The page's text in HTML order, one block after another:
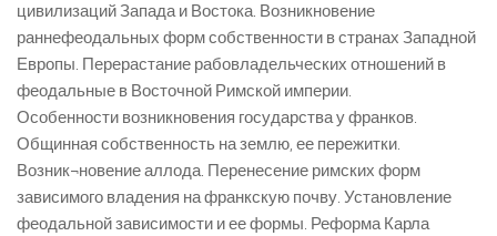
цивилизаций Запада и Востока. Возникновение
раннефеодальных форм собственности в странах Западной
Европы. Перерастание рабовладельческих отношений в
феодальные в Восточной Римской империи.
Особенности возникновения государства у франков.
Общинная собственность на землю, ее пережитки.
Возник¬новение аллода. Перенесение римских форм
зависимого владения на франкскую почву. Установление
феодальной зависимости и ее формы. Реформа Карла